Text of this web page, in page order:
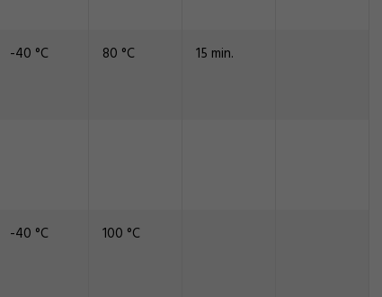
-40 °C 80 °C 15 min.
-40 °C 100 °C